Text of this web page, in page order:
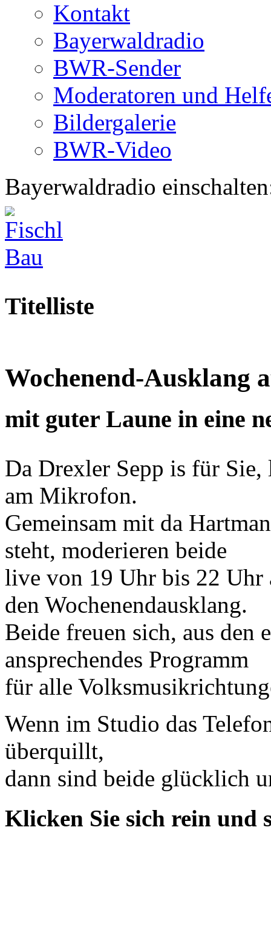
Kontakt
Bayerwaldradio
BWR-Sender
Moderatoren und
Bildergalerie
BWR-Video
Bayerwaldradio
Titelliste
Wochenend-Ausklang
mit guter Laune in eine
Da Drexler Sepp is für Sie,
am Mikrofon.
Gemeinsam mit da
steht, moderieren beide
live von 19 Uhr bis 22 Uhr
den Wochenendausklang.
Beide freuen sich, aus den
ansprechendes Programm
für alle
Wenn im Studio das
überquillt,
dann sind beide glücklich
Klicken Sie sich rein und